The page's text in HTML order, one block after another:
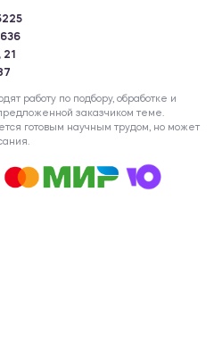
работу по подбору, обработке и
заказчиком теме.
готовым научным трудом, но может